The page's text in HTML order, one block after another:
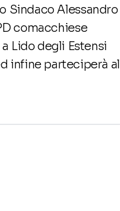
Sindaco Alessandro
comacchiese
Lido degli Estensi
infine parteciperà al